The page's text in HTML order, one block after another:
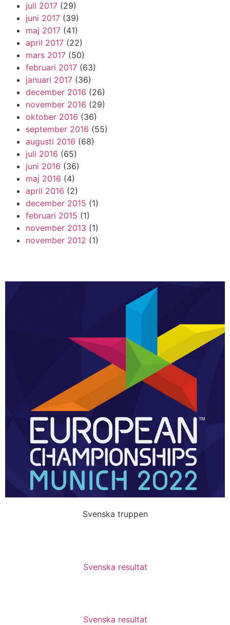
juli 2017 (29)
juni 2017 (39)
maj 2017 (41)
april 2017 (22)
mars 2017 (50)
februari 2017 (63)
januari 2017 (36)
december 2016 (26)
november 2016 (29)
oktober 2016 (36)
september 2016 (55)
augusti 2016 (68)
juli 2016 (65)
juni 2016 (36)
maj 2016 (4)
april 2016 (2)
december 2015 (1)
februari 2015 (1)
november 2013 (1)
november 2012 (1)
Svenska truppen
Svenska resultat
Svenska resultat